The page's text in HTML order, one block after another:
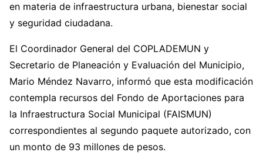
en materia de infraestructura urbana, bienestar social
y seguridad ciudadana.
El Coordinador General del COPLADEMUN y
Secretario de Planeación y Evaluación del Municipio,
Mario Méndez Navarro, informó que esta modificación
contempla recursos del Fondo de Aportaciones para
la Infraestructura Social Municipal (FAISMUN)
correspondientes al segundo paquete autorizado, con
un monto de 93 millones de pesos.